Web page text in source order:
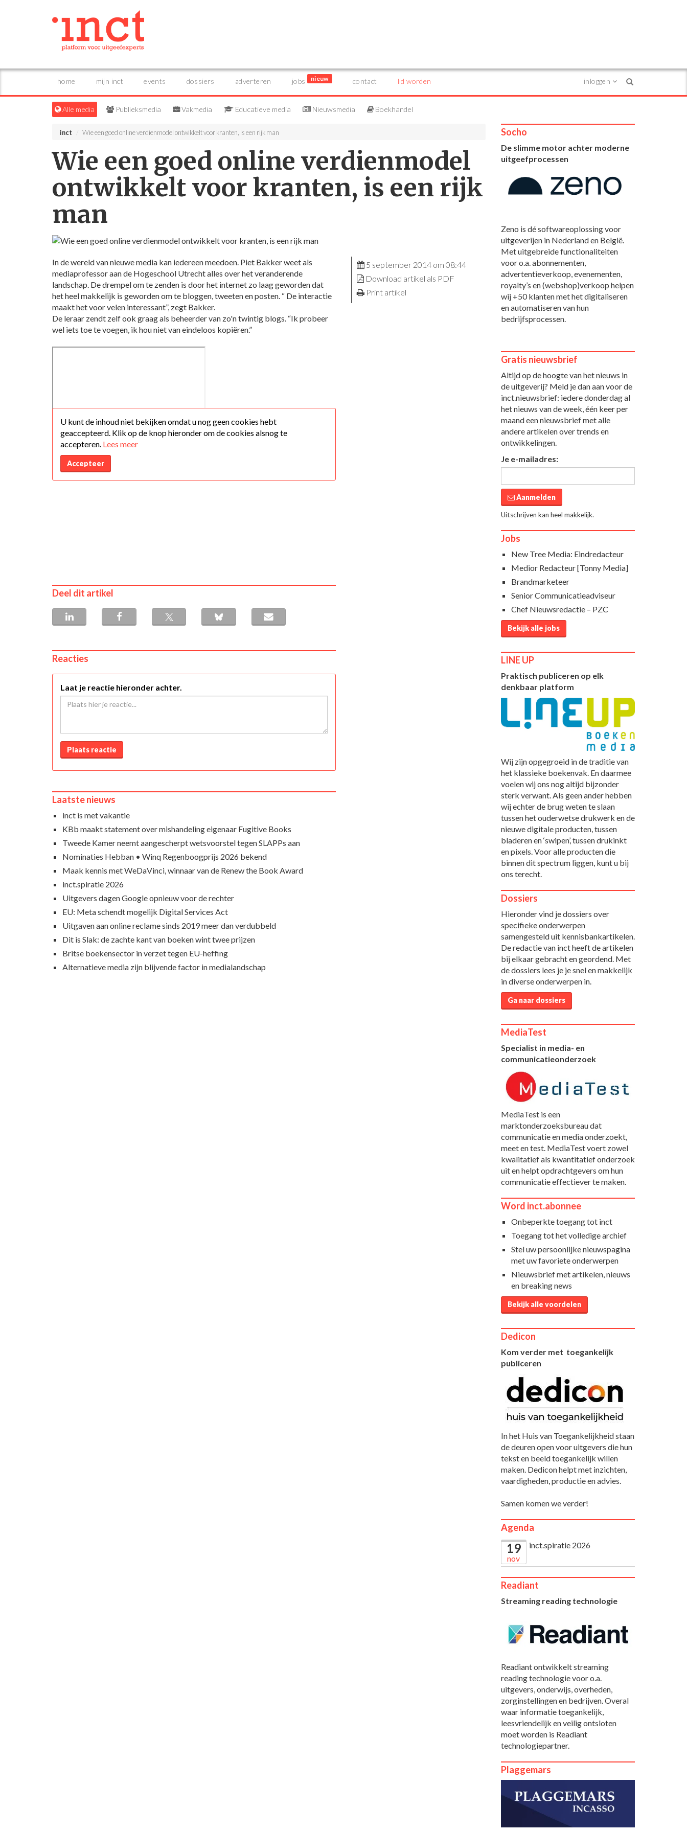
home mijn inct events dossiers adverteren jobs nieuw contact lid worden inloggen
Alle media Publieksmedia Vakmedia Educatieve media Nieuwsmedia Boekhandel
inct Wie een goed online verdienmodel ontwikkelt voor kranten, is een rijk man
Wie een goed online verdienmodel
ontwikkelt voor kranten, is een rijk
man
In de wereld van nieuwe media kan iedereen meedoen. Piet Bakker weet als
mediaprofessor aan de Hogeschool Utrecht alles over het veranderende
landschap. De drempel om te zenden is door het internet zo laag geworden dat
het heel makkelijk is geworden om te bloggen, tweeten en posten. “ De interactie
maakt het voor velen interessant”, zegt Bakker.
De leraar zendt zelf ook graag als beheerder van zo'n twintig blogs. “Ik probeer
wel iets toe te voegen, ik hou niet van eindeloos kopiëren.”
U kunt de inhoud niet bekijken omdat u nog geen cookies hebt
geaccepteerd. Klik op de knop hieronder om de cookies alsnog te
accepteren. Lees meer
Accepteer
5 september 2014 om 08:44
Download artikel als PDF
Print artikel
Deel dit artikel
Reacties
Laat je reactie hieronder achter.
Plaats reactie
Laatste nieuws
inct is met vakantie
KBb maakt statement over mishandeling eigenaar Fugitive Books
Tweede Kamer neemt aangescherpt wetsvoorstel tegen SLAPPs aan
Nominaties Hebban • Winq Regenboogprijs 2026 bekend
Maak kennis met WeDaVinci, winnaar van de Renew the Book Award
inct.spiratie 2026
Uitgevers dagen Google opnieuw voor de rechter
EU: Meta schendt mogelijk Digital Services Act
Uitgaven aan online reclame sinds 2019 meer dan verdubbeld
Dit is Slak: de zachte kant van boeken wint twee prijzen
Britse boekensector in verzet tegen EU-heffing
Alternatieve media zijn blijvende factor in medialandschap
Socho
De slimme motor achter moderne
uitgeefprocessen
Zeno is dé softwareoplossing voor
uitgeverijen in Nederland en België.
Met uitgebreide functionaliteiten
voor o.a. abonnementen,
advertentieverkoop, evenementen,
royalty’s en (webshop)verkoop helpen
wij +50 klanten met het digitaliseren
en automatiseren van hun
bedrijfsprocessen.
Gratis nieuwsbrief
Altijd op de hoogte van het nieuws in
de uitgeverij? Meld je dan aan voor de
inct.nieuwsbrief: iedere donderdag al
het nieuws van de week, één keer per
maand een nieuwsbrief met alle
andere artikelen over trends en
ontwikkelingen.
Je e-mailadres:
Aanmelden
Uitschrijven kan heel makkelijk.
Jobs
New Tree Media: Eindredacteur
Medior Redacteur [Tonny Media]
Brandmarketeer
Senior Communicatieadviseur
Chef Nieuwsredactie – PZC
Bekijk alle jobs
LINE UP
Praktisch publiceren op elk
denkbaar platform
Wij zijn opgegroeid in de traditie van
het klassieke boekenvak. En daarmee
voelen wij ons nog altijd bijzonder
sterk verwant. Als geen ander hebben
wij echter de brug weten te slaan
tussen het ouderwetse drukwerk en de
nieuwe digitale producten, tussen
bladeren en ‘swipen’, tussen drukinkt
en pixels. Voor alle producten die
binnen dit spectrum liggen, kunt u bij
ons terecht.
Dossiers
Hieronder vind je dossiers over
specifieke onderwerpen
samengesteld uit kennisbankartikelen.
De redactie van inct heeft de artikelen
bij elkaar gebracht en geordend. Met
de dossiers lees je je snel en makkelijk
in diverse onderwerpen in.
Ga naar dossiers
MediaTest
Specialist in media- en
communicatieonderzoek
MediaTest is een
marktonderzoeksbureau dat
communicatie en media onderzoekt,
meet en test. MediaTest voert zowel
kwalitatief als kwantitatief onderzoek
uit en helpt opdrachtgevers om hun
communicatie effectiever te maken.
Word inct.abonnee
Onbeperkte toegang tot inct
Toegang tot het volledige archief
Stel uw persoonlijke nieuwspagina
met uw favoriete onderwerpen
Nieuwsbrief met artikelen, nieuws
en breaking news
Bekijk alle voordelen
Dedicon
Kom verder met toegankelijk
publiceren
In het Huis van Toegankelijkheid staan
de deuren open voor uitgevers die hun
tekst en beeld toegankelijk willen
maken. Dedicon helpt met inzichten,
vaardigheden, productie en advies.
Samen komen we verder!
Agenda
19
nov
inct.spiratie 2026
Readiant
Streaming reading technologie
Readiant ontwikkelt streaming
reading technologie voor o.a.
uitgevers, onderwijs, overheden,
zorginstellingen en bedrijven. Overal
waar informatie toegankelijk,
leesvriendelijk en veilig ontsloten
moet worden is Readiant
technologiepartner.
Plaggemars